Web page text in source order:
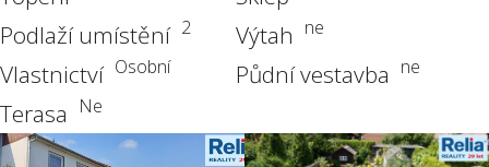
Podlaží umístění 2 Výtah ne
Vlastnictví Osobní Půdní vestavba ne
Terasa Ne